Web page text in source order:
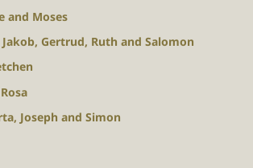
and Moses
Gertrud, Ruth and Salomon
Joseph and Simon